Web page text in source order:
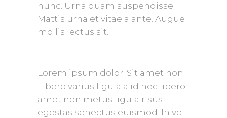
nunc. Urna quam suspendisse.
Mattis urna et vitae a ante. Augue
mollis lectus sit.
Lorem ipsum dolor. Sit amet non.
Libero varius ligula a id nec libero
amet non metus ligula risus
egestas senectus euismod. In vel